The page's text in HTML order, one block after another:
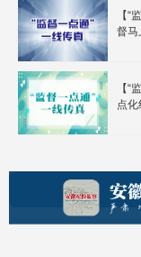
【“
督马
【“
点